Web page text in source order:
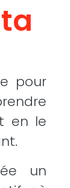
pour
en le
un